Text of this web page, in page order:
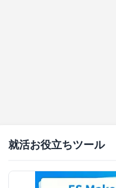
就活お役立ちツール